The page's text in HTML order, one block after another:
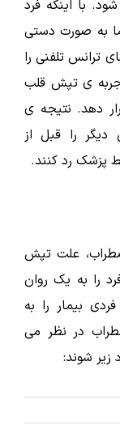
با اینکه فرد
به صورت دستی
ترانس تلفنی را
ی تپش قلب
دهد. نتیجه ی
دیگر را قبل از
رد کنند.
علت تپش
را به یک روان
بیمار را به
در نظر می
شوند: